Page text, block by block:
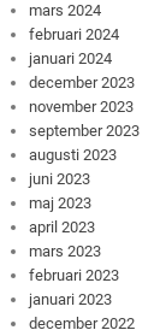
mars 2024
februari 2024
januari 2024
december 2023
november 2023
september 2023
augusti 2023
juni 2023
maj 2023
april 2023
mars 2023
februari 2023
januari 2023
december 2022